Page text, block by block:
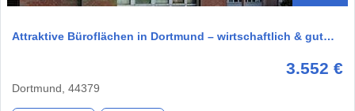
Attraktive Büroflächen in Dortmund – wirtschaftlich & gut…
3.552 €
Dortmund, 44379